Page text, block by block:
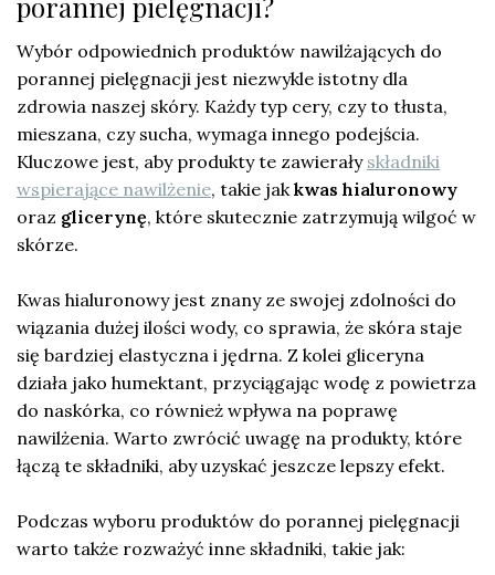
Wybór odpowiednich produktów nawilżających do
porannej pielęgnacji jest niezwykle istotny dla
zdrowia naszej skóry. Każdy typ cery, czy to tłusta,
mieszana, czy sucha, wymaga innego podejścia.
Kluczowe jest, aby produkty te zawierały składniki
wspierające nawilżenie, takie jak kwas hialuronowy
oraz glicerynę, które skutecznie zatrzymują wilgoć w
skórze.
Kwas hialuronowy jest znany ze swojej zdolności do
wiązania dużej ilości wody, co sprawia, że skóra staje
się bardziej elastyczna i jędrna. Z kolei gliceryna
działa jako humektant, przyciągając wodę z powietrza
do naskórka, co również wpływa na poprawę
nawilżenia. Warto zwrócić uwagę na produkty, które
łączą te składniki, aby uzyskać jeszcze lepszy efekt.
Podczas wyboru produktów do porannej pielęgnacji
warto także rozważyć inne składniki, takie jak: